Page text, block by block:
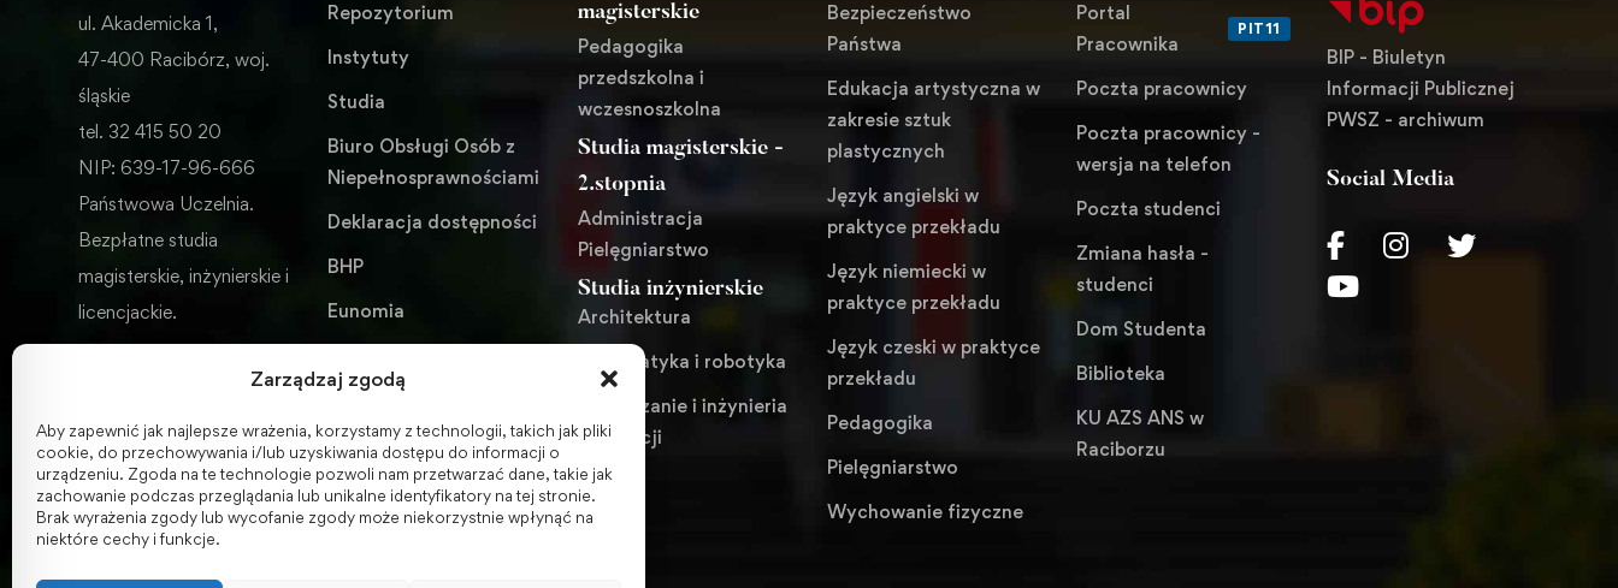
Zarządzaj zgodą
Aby zapewnić jak najlepsze wrażenia, korzystamy z technologii, takich jak pliki
cookie, do przechowywania i/lub uzyskiwania dostępu do informacji o
urządzeniu. Zgoda na te technologie pozwoli nam przetwarzać dane, takie jak
zachowanie podczas przeglądania lub unikalne identyfikatory na tej stronie.
Brak wyrażenia zgody lub wycofanie zgody może niekorzystnie wpłynąć na
niektóre cechy i funkcje.
ul. Akademicka 1,
47-400 Racibórz, woj.
śląskie
tel. 32 415 50 20
NIP: 639-17-96-666
Państwowa Uczelnia.
Bezpłatne studia
magisterskie, inżynierskie i
licencjackie.
Repozytorium
Instytuty
Studia
Biuro Obsługi Osób z
Niepełnosprawnościami
Deklaracja dostępności
BHP
Eunomia
ENGLISH VERSION
magisterskie
Pedagogika
przedszkolna i
wczesnoszkolna
Studia magisterskie -
2.stopnia
Administracja
Pielęgniarstwo
Studia inżynierskie
Architektura
Automatyka i robotyka
Zarządzanie i inżynieria
produkcji
Bezpieczeństwo
Państwa
Edukacja artystyczna w
zakresie sztuk
plastycznych
Język angielski w
praktyce przekładu
Język niemiecki w
praktyce przekładu
Język czeski w praktyce
przekładu
Pedagogika
Pielęgniarstwo
Wychowanie fizyczne
Portal
Pracownika
PIT11
Poczta pracownicy
Poczta pracownicy -
wersja na telefon
Poczta studenci
Zmiana hasła -
studenci
Dom Studenta
Biblioteka
KU AZS ANS w
Raciborzu
BIP - Biuletyn
Informacji Publicznej
PWSZ - archiwum
Social Media